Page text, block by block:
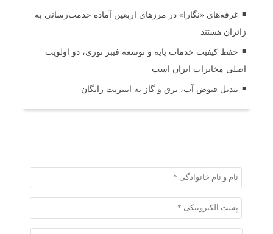
غرفه‌های «نگارا» در مرزهای اربعین آماده خدمت‌رسانی به
زائران هستند
حفظ کیفیت خدمات پایه و توسعه فیبر نوری، دو اولویت
اصلی مخابرات ایران است
تبدیل قبوض آب، برق و گاز به اینترنت رایگان